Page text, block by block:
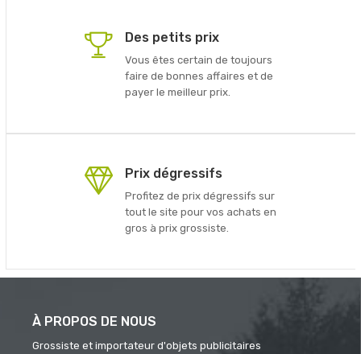
Des petits prix
Vous êtes certain de toujours
faire de bonnes affaires et de
payer le meilleur prix.
Prix dégressifs
Profitez de prix dégressifs sur
tout le site pour vos achats en
gros à prix grossiste.
À PROPOS DE NOUS
Grossiste et importateur d'objets publicitaires